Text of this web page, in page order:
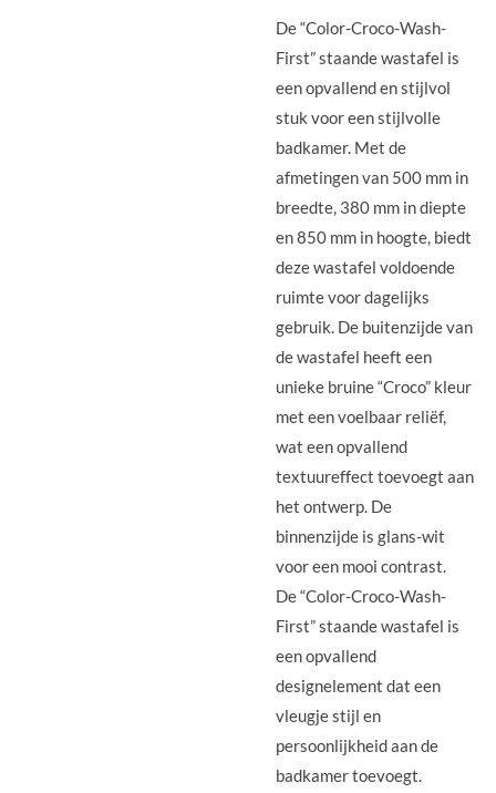
De “Color-Croco-Wash-
First” staande wastafel is
een opvallend en stijlvol
stuk voor een stijlvolle
badkamer. Met de
afmetingen van 500 mm in
breedte, 380 mm in diepte
en 850 mm in hoogte, biedt
deze wastafel voldoende
ruimte voor dagelijks
gebruik. De buitenzijde van
de wastafel heeft een
unieke bruine “Croco” kleur
met een voelbaar reliëf,
wat een opvallend
textuureffect toevoegt aan
het ontwerp. De
binnenzijde is glans-wit
voor een mooi contrast.
De “Color-Croco-Wash-
First” staande wastafel is
een opvallend
designelement dat een
vleugje stijl en
persoonlijkheid aan de
badkamer toevoegt.